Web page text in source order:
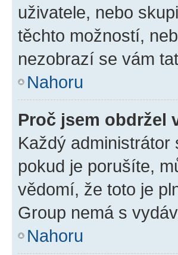
uživatele, nebo
těchto možností,
nezobrazí se vám
Nahoru
Proč jsem obdržel
Každý
pokud je porušíte,
vědomí, že toto je
Group nemá s
Nahoru